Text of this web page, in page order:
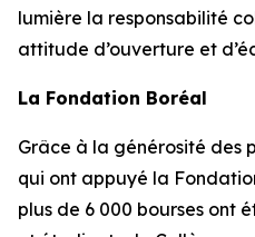
lumière la responsabilité
attitude d’ouverture et
La Fondation Boréal
Grâce à la générosité des
qui ont appuyé la
plus de 6 000 bourses ont